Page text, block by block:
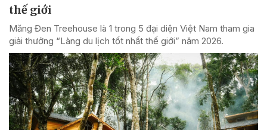
thế giới
Măng Đen Treehouse là 1 trong 5 đại diện Việt Nam tham gia
giải thưởng “Làng du lịch tốt nhất thế giới” năm 2026.